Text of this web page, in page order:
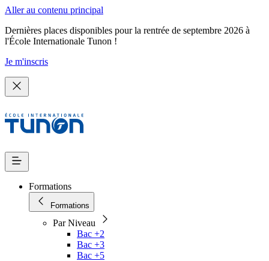
Aller au contenu principal
Dernières places disponibles pour la rentrée de septembre 2026 à
l'École Internationale Tunon !
Je m'inscris
Formations
Formations
Par Niveau
Bac +2
Bac +3
Bac +5